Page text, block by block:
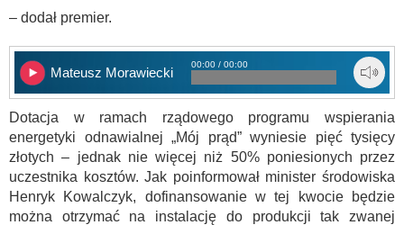
– dodał premier.
Mateusz Morawiecki
00:00 / 00:00
Dotacja w ramach rządowego programu wspierania
energetyki odnawialnej „Mój prąd” wyniesie pięć tysięcy
złotych – jednak nie więcej niż 50% poniesionych przez
uczestnika kosztów. Jak poinformował minister środowiska
Henryk Kowalczyk, dofinansowanie w tej kwocie będzie
można otrzymać na instalację do produkcji tak zwanej